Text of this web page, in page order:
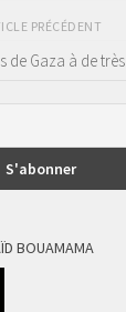
PRÉCÉDENT
de Gaza à de
BOUAMAMA